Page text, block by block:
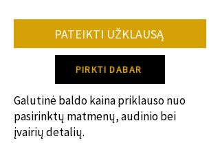
12 savaičių.
Dėl konkretaus gamybos termino
PATEIKTI UŽKLAUSĄ
PIRKTI DABAR
Galutinė baldo kaina priklauso nuo
pasirinktų matmenų, audinio bei
įvairių detalių.